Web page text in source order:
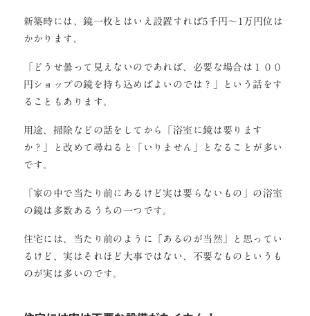
新築時には、鏡一枚とはいえ設置すれば5千円～1万円位は
かかります。
「どうせ曇って見えないのであれば、必要な場合は１００
円ショップの鏡を持ち込めばよいのでは？」という話をす
ることもあります。
用途、掃除などの話をしてから「浴室に鏡は要ります
か？」と改めて尋ねると「いりません」となることが多い
です。
「家の中で当たり前にあるけど実は要らないもの」の浴室
の鏡は多数あるうちの一つです。
住宅には、当たり前のように「あるのが当然」と思ってい
るけど、実はそれほど大事ではない、不要なものというも
のが実は多いのです。